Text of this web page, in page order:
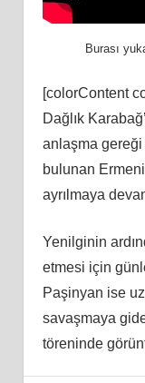
Burası
[colorContent
Dağlık
anlaşma gereği
bulunan
ayrılmaya
Yenilginin
etmesi için
Paşinyan ise
savaşmaya
töreninde